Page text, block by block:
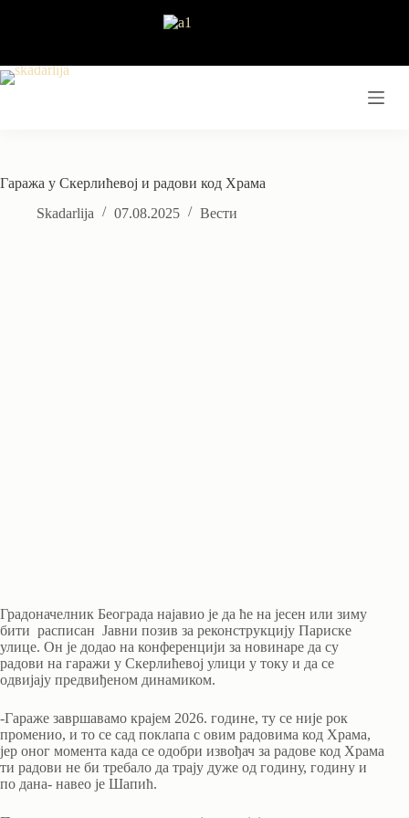
Гаража у Скерлићевој и радови код Храма
Skadarlija
07.08.2025 Вести
Градоначелник Београда најавио је да ће на јесен или зиму
бити расписан Јавни позив за реконструкцију Париске
улице. Он је додао на конференцији за новинаре да су
радови на гаражи у Скерлићевој улици у току и да се
одвијају предвиђеном динамиком.
-Гараже завршавамо крајем 2026. године, ту се није рок
променио, и то се сад поклапа с овим радовима код Храма,
јер оног момента када се одобри извођач за радове код Храма
ти радови не би требало да трају дуже од годину, годину и
по дана- навео је Шапић.